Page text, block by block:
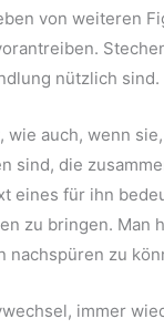
von weiteren
nützlich sind.
auch, wenn
sind, die
eines für ihn
zu bringen.
nachspüren zu
immer